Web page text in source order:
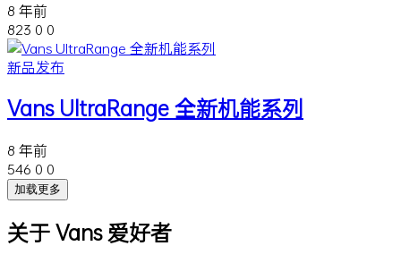
8 年前
823 0 0
新品发布
Vans UltraRange 全新机能系列
8 年前
546 0 0
加载更多
关于 Vans 爱好者